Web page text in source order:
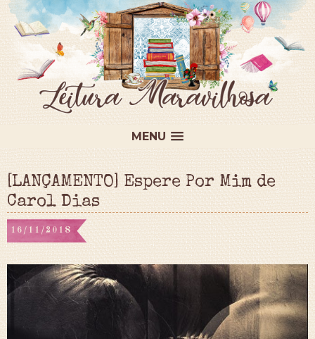
MENU
[LANÇAMENTO] Espere Por Mim de
Carol Dias
16/11/2018